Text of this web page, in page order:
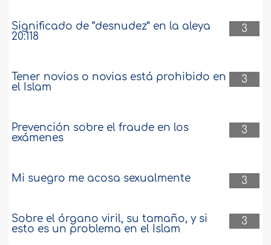
3
Significado de “desnudez” en la aleya
20:118
3
Tener novios o novias está prohibido en
el Islam
3
Prevención sobre el fraude en los
exámenes
3
Mi suegro me acosa sexualmente
3
Sobre el órgano viril, su tamaño, y si
esto es un problema en el Islam